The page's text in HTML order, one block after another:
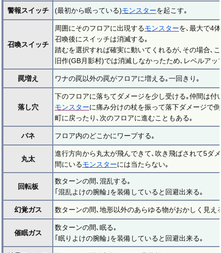
警報スイッチ (最初から眠っている)モンスターを起こす｡
召喚スイッチ
周囲にそのフロアに出現するモンスターを､最大で4
召喚後にスイッチは消滅する｡
踏むを選択すれば確実に動いてくれるが､その場合､
旧作(GB月影村)では消滅しなかったため､レベルア
罠増え ワナの罠以外の罠がフロアに増える｡一回きり｡
落し穴
下のフロアに落ちてダメージを少し受ける｡仲間は付
モンスターに痛み分けの杖を振って落下ダメージで
町に戻ったり､次のフロアに進むこともある｡
バネ フロア内のどこかにワープする｡
丸太
進行方向から丸太が飛んできて､吹き飛ばされて5ダ
間にいるモンスターには当たらない｡
回転板
数ターンの間､混乱する｡
｢混乱よけの腕輪｣を装備していると回避出来る｡
幻覚ガス 数ターンの間､地形以外のあらゆる物がおかしく見え
催眠ガス
数ターンの間､眠る｡
｢眠りよけの腕輪｣を装備していると回避出来る｡